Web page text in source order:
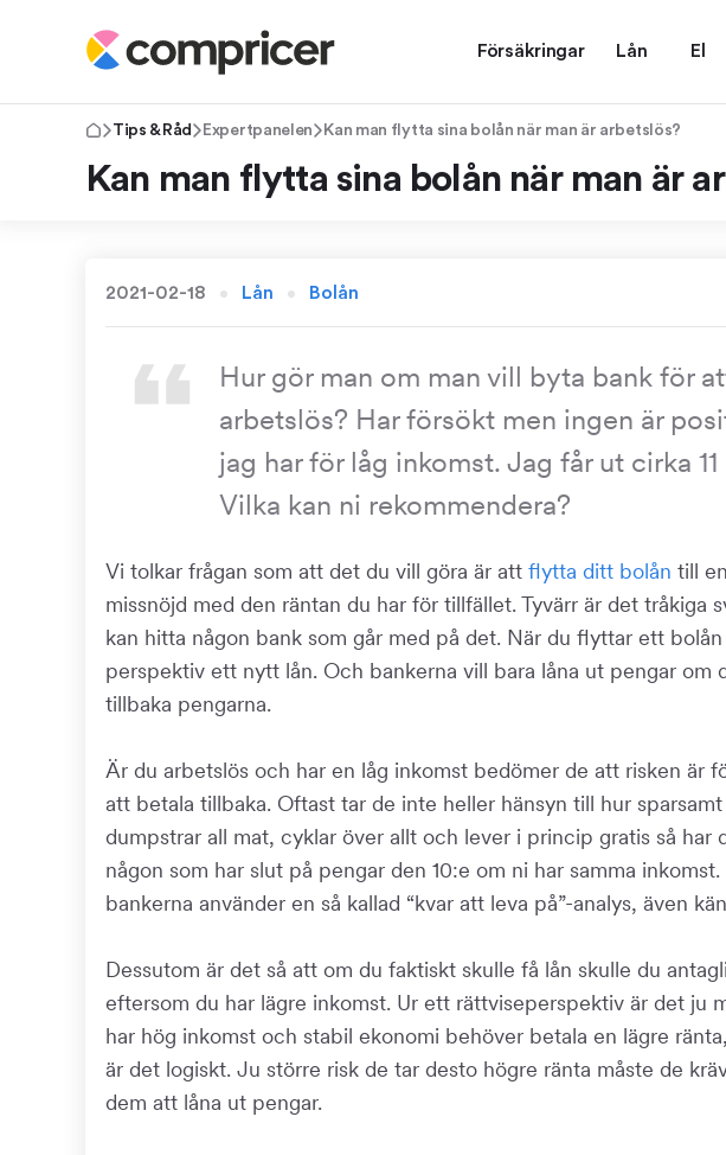
Försäkringar Lån El
Tips & Råd Expertpanelen Kan man flytta sina bolån när man är arbetslös?
Kan man flytta sina bolån när man är
2021-02-18 Lån Bolån
Hur gör man om man vill byta bank för
arbetslös? Har försökt men ingen är
jag har för låg inkomst. Jag får ut cirka
Vilka kan ni rekommendera?
Vi tolkar frågan som att det du vill göra är att flytta ditt bolån till
missnöjd med den räntan du har för tillfället. Tyvärr är det tråkiga
kan hitta någon bank som går med på det. När du flyttar ett
perspektiv ett nytt lån. Och bankerna vill bara låna ut pengar om
tillbaka pengarna.
Är du arbetslös och har en låg inkomst bedömer de att risken är
att betala tillbaka. Oftast tar de inte heller hänsyn till hur
dumpstrar all mat, cyklar över allt och lever i princip gratis så har
någon som har slut på pengar den 10:e om ni har samma
bankerna använder en så kallad “kvar att leva på”-analys, även
Dessutom är det så att om du faktiskt skulle få lån skulle du
eftersom du har lägre inkomst. Ur ett rättviseperspektiv är det ju
har hög inkomst och stabil ekonomi behöver betala en lägre
är det logiskt. Ju större risk de tar desto högre ränta måste de
dem att låna ut pengar.